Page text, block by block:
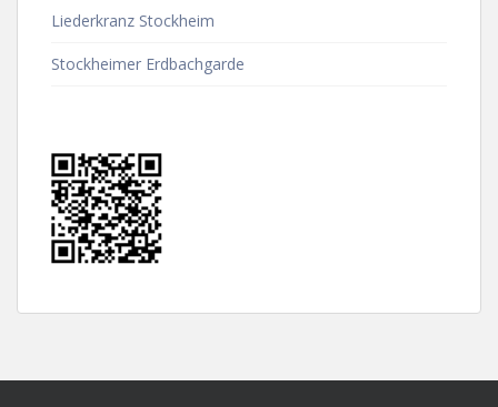
Liederkranz Stockheim
Stockheimer Erdbachgarde